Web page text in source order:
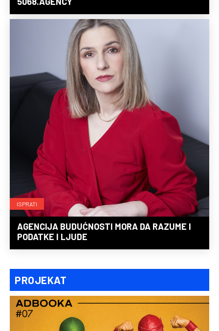
ISPRATI
AGENCIJA BUDUĆNOSTI MORA DA RAZUME I
PODATKE I LJUDE
PROJEKAT